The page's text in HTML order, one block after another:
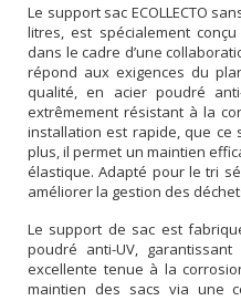
Le support sac ECOLLECTO
litres, est spécialement
dans le cadre d’une
répond aux exigences du
qualité, en acier poudré
extrêmement résistant à la
installation est rapide, que ce
plus, il permet un maintien
élastique. Adapté pour le tri
améliorer la gestion des
Le support de sac est
poudré anti-UV,
excellente tenue à la
maintien des sacs via une